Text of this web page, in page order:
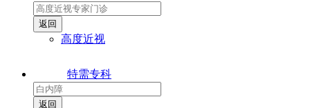
高度近视
特需专科